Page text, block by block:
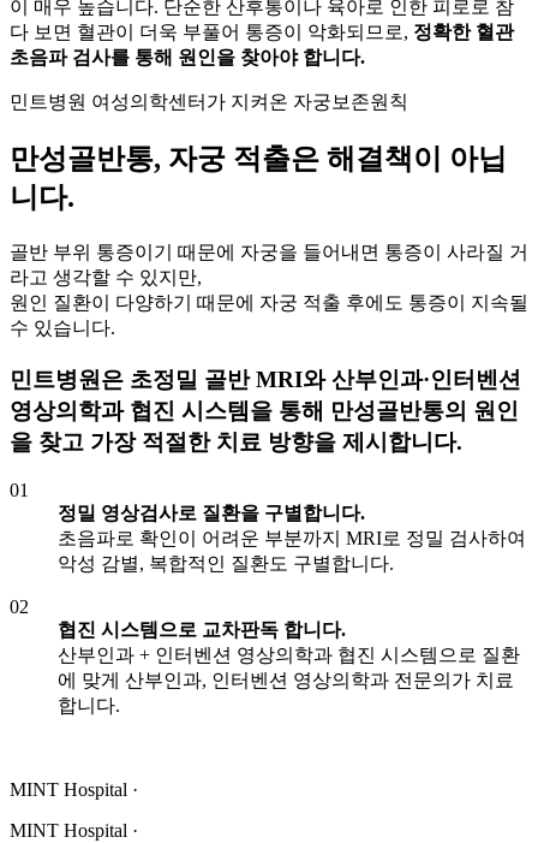
이 매우 높습니다. 단순한 산후통이나 육아로 인한 피로로 참
다 보면 혈관이 더욱 부풀어 통증이 악화되므로, 정확한 혈관
초음파 검사를 통해 원인을 찾아야 합니다.
민트병원 여성의학센터가 지켜온 자궁보존원칙
만성골반통, 자궁 적출은 해결책이 아닙
니다.
골반 부위 통증이기 때문에 자궁을 들어내면 통증이 사라질 거
라고 생각할 수 있지만,
원인 질환이 다양하기 때문에 자궁 적출 후에도 통증이 지속될
수 있습니다.
민트병원은 초정밀 골반 MRI와 산부인과·인터벤션
영상의학과 협진 시스템을 통해 만성골반통의 원인
을 찾고 가장 적절한 치료 방향을 제시합니다.
01
정밀 영상검사로 질환을 구별합니다.
초음파로 확인이 어려운 부분까지 MRI로 정밀 검사하여
악성 감별, 복합적인 질환도 구별합니다.
02
협진 시스템으로 교차판독 합니다.
산부인과 + 인터벤션 영상의학과 협진 시스템으로 질환
에 맞게 산부인과, 인터벤션 영상의학과 전문의가 치료
합니다.
MINT Hospital ·
MINT Hospital ·